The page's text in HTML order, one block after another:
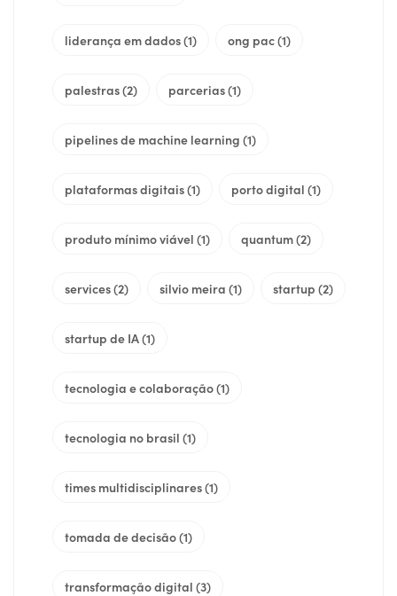
liderança em dados(1) ong pac(1)
palestras(2) parcerias(1)
pipelines de machine learning (1)
plataformas digitais(1) porto digital (1)
produto mínimo viável (1) quantum(2)
services(2) silvio meira (1) startup (2)
startup de IA(1)
tecnologia e colaboração(1)
tecnologia no brasil (1)
times multidisciplinares(1)
tomada de decisão(1)
transformação digital (3)